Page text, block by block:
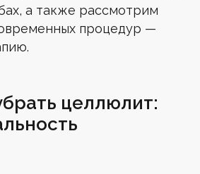
а также рассмотрим
процедур —
целлюлит: